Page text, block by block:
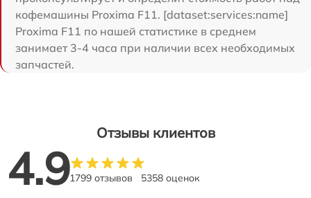
кофемашины Proxima F11. [dataset:services:name]
Proxima F11 по нашей статистике в среднем
занимает 3-4 часа при наличии всех необходимых
запчастей.
Отзывы клиентов
4.91799 отзывов 5358 оценок